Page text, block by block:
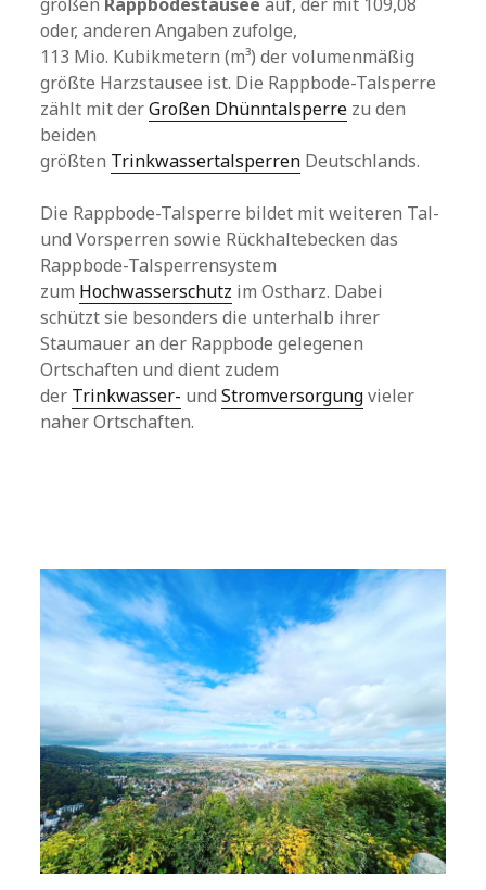
oder, anderen Angaben zufolge,
113 Mio. Kubikmetern (m³) der volumenmäßig
größte Harzstausee ist. Die Rappbode-Talsperre
zählt mit derGroßen Dhünntalsperre zu den
beiden
größten Trinkwassertalsperren Deutschlands.
Die Rappbode-Talsperre bildet mit weiteren Tal-
und Vorsperren sowie Rückhaltebecken das
Rappbode-Talsperrensystem
zum Hochwasserschutz im Ostharz. Dabei
schützt sie besonders die unterhalb ihrer
Staumauer an der Rappbode gelegenen
Ortschaften und dient zudem
der Trinkwasser- undStromversorgungvieler
naher Ortschaften.